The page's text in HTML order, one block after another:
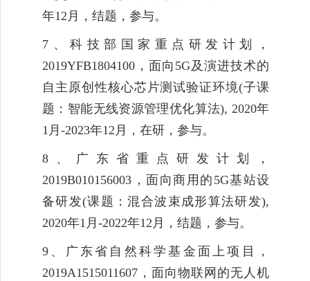
年12 月，结题，参与。
7 、科技部国家重点研发计划，
2019YFB1804100 ，面向 5G及演进技术的
自主原创性核心芯片测试验证环境(子课
题：智能无线资源管理优化算法), 2020年
1 月 -2023年12 月，在研，参与。
8 、广东省重点研发计划，
2019B010156003 ，面向商用的 5G基站设
备研发(课题：混合波束成形算法研发),
2020年1 月 -2022年12 月，结题，参与。
9 、广东省自然科学基金面上项目，
2019A1515011607 ，面向物联网的无人机